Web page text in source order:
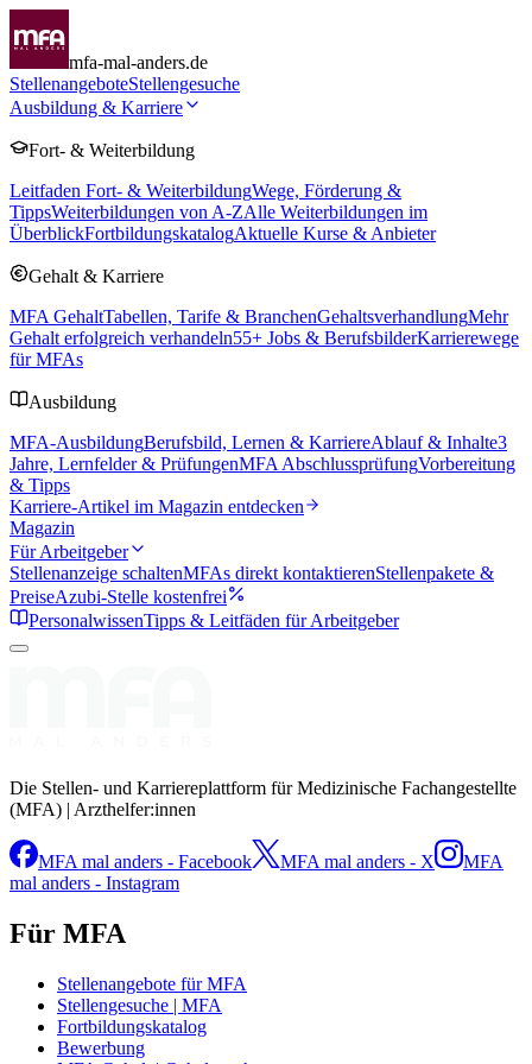
mfa-mal-anders.de
StellenangeboteStellengesuche
Ausbildung & Karriere
Fort- & Weiterbildung
Leitfaden Fort- & WeiterbildungWege, Förderung &
TippsWeiterbildungen von A-ZAlle Weiterbildungen im
ÜberblickFortbildungskatalogAktuelle Kurse & Anbieter
Gehalt & Karriere
MFA GehaltTabellen, Tarife & BranchenGehaltsverhandlungMehr
Gehalt erfolgreich verhandeln55+ Jobs & BerufsbilderKarrierewege
für MFAs
Ausbildung
MFA-AusbildungBerufsbild, Lernen & KarriereAblauf & Inhalte3
Jahre, Lernfelder & PrüfungenMFA AbschlussprüfungVorbereitung
& Tipps
Karriere-Artikel im Magazin entdecken
Magazin
Für Arbeitgeber
Stellenanzeige schaltenMFAs direkt kontaktierenStellenpakete &
PreiseAzubi-Stelle kostenfrei
PersonalwissenTipps & Leitfäden für Arbeitgeber
Die Stellen- und Karriereplattform für Medizinische Fachangestellte
(MFA) | Arzthelfer:innen
MFA mal anders - Facebook MFA mal anders - X
MFA
mal anders - Instagram
Für MFA
Stellenangebote für MFA
Stellengesuche | MFA
Fortbildungskatalog
Bewerbung